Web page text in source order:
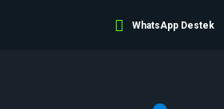
WhatsApp Destek